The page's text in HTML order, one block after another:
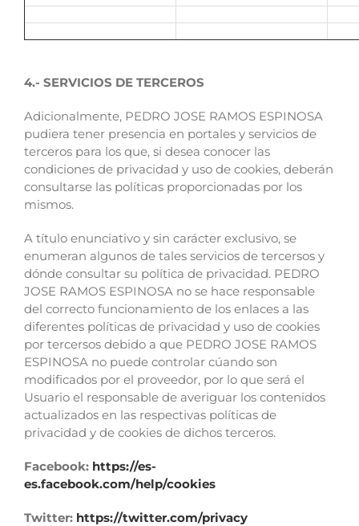
4.- SERVICIOS DE TERCEROS
Adicionalmente, PEDRO JOSE RAMOS ESPINOSA
pudiera tener presencia en portales y servicios de
terceros para los que, si desea conocer las
condiciones de privacidad y uso de cookies, deberán
consultarse las políticas proporcionadas por los
mismos.
A título enunciativo y sin carácter exclusivo, se
enumeran algunos de tales servicios de tercersos y
dónde consultar su política de privacidad. PEDRO
JOSE RAMOS ESPINOSA no se hace responsable
del correcto funcionamiento de los enlaces a las
diferentes políticas de privacidad y uso de cookies
por tercersos debido a que PEDRO JOSE RAMOS
ESPINOSA no puede controlar cúando son
modificados por el proveedor, por lo que será el
Usuario el responsable de averiguar los contenidos
actualizados en las respectivas políticas de
privacidad y de cookies de dichos terceros.
Facebook: https://es-
es.facebook.com/help/cookies
Twitter: https://twitter.com/privacy